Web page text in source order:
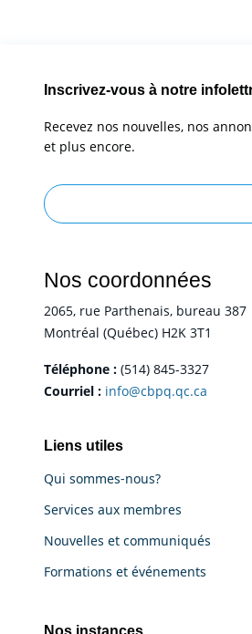
Inscrivez-vous à notre
Recevez nos nouvelles, nos
et plus encore.
Nos coordonnées
2065, rue Parthenais, bureau 387
Montréal (Québec) H2K 3T1
Téléphone : (514) 845-3327
Courriel : info@cbpq.qc.ca
Liens utiles
Qui sommes-nous?
Services aux membres
Nouvelles et communiqués
Formations et événements
Nos instances